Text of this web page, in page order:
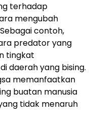
terhadap
mengubah
contoh,
predator yang
tingkat
daerah yang bising.
memanfaatkan
buatan manusia
tidak menaruh